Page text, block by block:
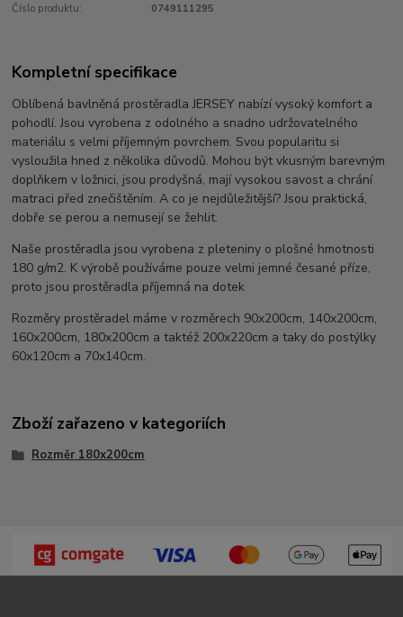
Číslo produktu: 0749111295
Kompletní specifikace
Oblíbená bavlněná prostěradla JERSEY nabízí vysoký komfort a
pohodlí. Jsou vyrobena z odolného a snadno udržovatelného
materiálu s velmi příjemným povrchem. Svou popularitu si
vysloužila hned z několika důvodů. Mohou být vkusným barevným
doplňkem v ložnici, jsou prodyšná, mají vysokou savost a chrání
matraci před znečištěním. A co je nejdůležitější? Jsou praktická,
dobře se perou a nemusejí se žehlit.
Naše prostěradla jsou vyrobena z pleteniny o plošné hmotnosti
180 g/m2. K výrobě používáme pouze velmi jemné česané příze,
proto jsou prostěradla příjemná na dotek
Rozměry prostěradel máme v rozměrech 90x200cm, 140x200cm,
160x200cm, 180x200cm a taktéž 200x220cm a taky do postýlky
60x120cm a 70x140cm.
Zboží zařazeno v kategoriích
Rozměr 180x200cm